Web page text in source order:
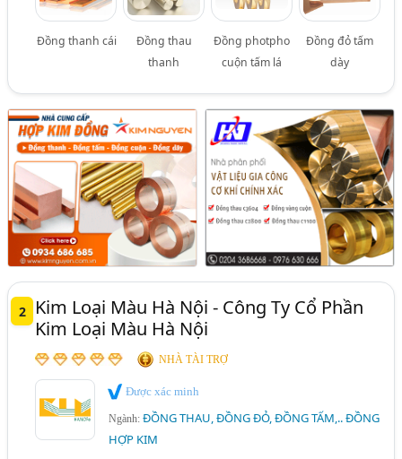
Đồng thanh cái
Đồng thau
thanh
Đồng photpho
cuộn tấm lá
Đồng đỏ tấm
dày
2
Kim Loại Màu Hà Nội - Công Ty Cổ Phần
Kim Loại Màu Hà Nội
NHÀ TÀI TRỢ
Được xác minh
Ngành:ĐỒNG THAU, ĐỒNG ĐỎ, ĐỒNG TẤM,.. ĐỒNG
HỢP KIM